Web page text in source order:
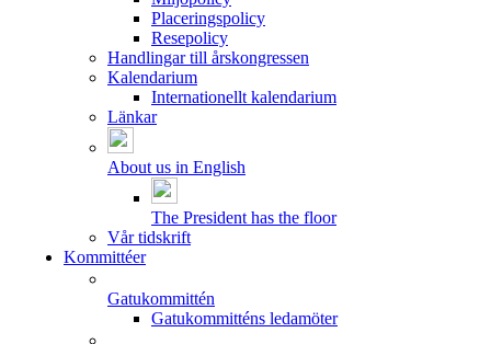
Placeringspolicy
Resepolicy
Handlingar till årskongressen
Kalendarium
Internationellt kalendarium
Länkar
About us in English
The President has the floor
Vår tidskrift
Kommittéer
Gatukommittén
Gatukommitténs ledamöter